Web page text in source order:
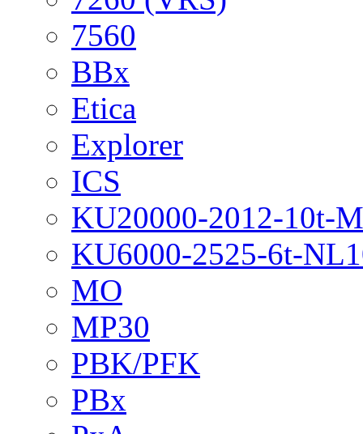
7560
BBx
Etica
Explorer
ICS
KU20000-2012-10t-
KU6000-2525-6t-
MO
MP30
PBK/PFK
PBx